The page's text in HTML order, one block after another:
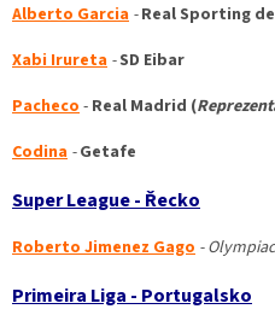
Alberto Garcia -Real Sporting
Xabi Irureta -SD Eibar
Pacheco - Real Madrid (
Codina -Getafe
Super League - Řecko
Roberto Jimenez Gago -
Primeira Liga - Portugalsko